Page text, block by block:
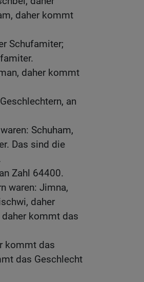
daher kommt
Schufamiter;
daher kommt
an
Schuham,
Das sind die
Zahl 64400.
waren: Jimna,
daher
kommt das
kommt das
das Geschlecht